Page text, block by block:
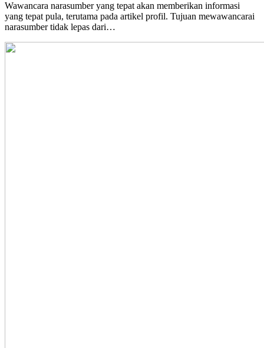
Wawancara narasumber yang tepat akan memberikan informasi
yang tepat pula, terutama pada artikel profil. Tujuan mewawancarai
narasumber tidak lepas dari…